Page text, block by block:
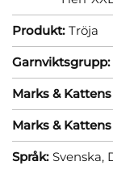
Produkt: Tröja
Garnviktsgrupp:
Marks &
Marks &
Språk: Svenska,